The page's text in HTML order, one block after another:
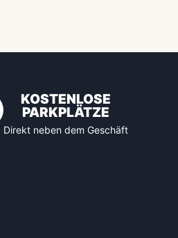
KOSTENLOSE
PARKPLÄTZE
Direkt neben dem Geschäft